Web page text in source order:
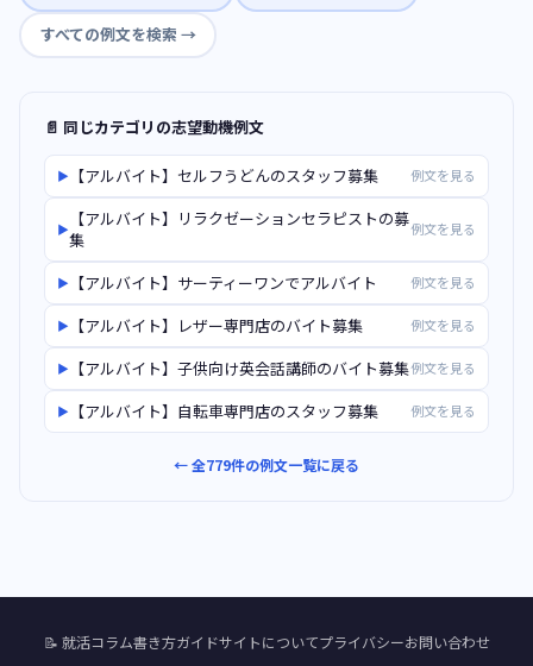
すべての例文を検索 →
📄 同じカテゴリの志望動機例文
▶ 【アルバイト】セルフうどんのスタッフ募集 例文を見る
▶ 【アルバイト】リラクゼーションセラピストの募
集
例文を見る
▶ 【アルバイト】サーティーワンでアルバイト 例文を見る
▶ 【アルバイト】レザー専門店のバイト募集 例文を見る
▶ 【アルバイト】子供向け英会話講師のバイト募集例文を見る
▶ 【アルバイト】自転車専門店のスタッフ募集 例文を見る
← 全779件の例文一覧に戻る
📝 就活コラム書き方ガイドサイトについてプライバシーお問い合わせ